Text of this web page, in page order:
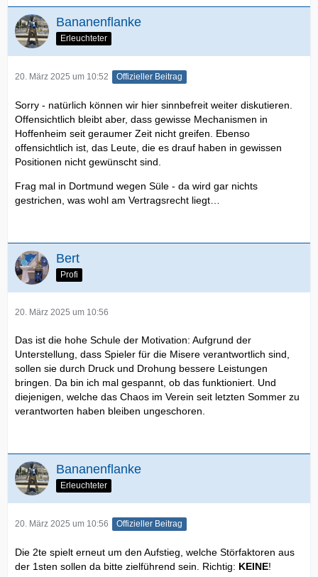
Bananenflanke
Erleuchteter
20. März 2025 um 10:52 Offizieller Beitrag
Sorry - natürlich können wir hier sinnbefreit weiter diskutieren.
Offensichtlich bleibt aber, dass gewisse Mechanismen in
Hoffenheim seit geraumer Zeit nicht greifen. Ebenso
offensichtlich ist, das Leute, die es drauf haben in gewissen
Positionen nicht gewünscht sind.
Frag mal in Dortmund wegen Süle - da wird gar nichts
gestrichen, was wohl am Vertragsrecht liegt…
Bert
Profi
20. März 2025 um 10:56
Das ist die hohe Schule der Motivation: Aufgrund der
Unterstellung, dass Spieler für die Misere verantwortlich sind,
sollen sie durch Druck und Drohung bessere Leistungen
bringen. Da bin ich mal gespannt, ob das funktioniert. Und
diejenigen, welche das Chaos im Verein seit letzten Sommer zu
verantworten haben bleiben ungeschoren.
Bananenflanke
Erleuchteter
20. März 2025 um 10:56 Offizieller Beitrag
Die 2te spielt erneut um den Aufstieg, welche Störfaktoren aus
der 1sten sollen da bitte zielführend sein. Richtig: KEINE!